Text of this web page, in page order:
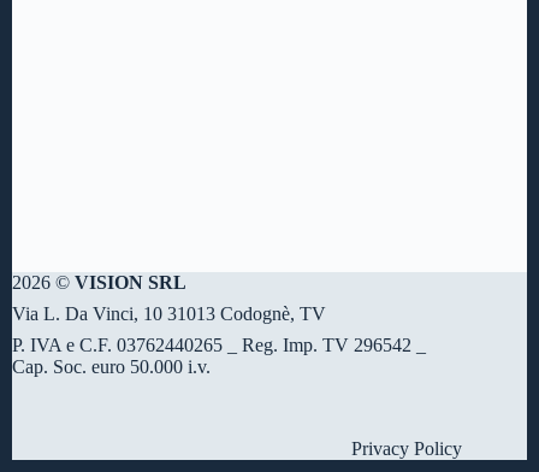
2026 © VISION SRL
Via L. Da Vinci, 10 31013 Codognè, TV
P. IVA e C.F. 03762440265 _ Reg. Imp. TV 296542 _
Cap. Soc. euro 50.000 i.v.
Privacy Policy